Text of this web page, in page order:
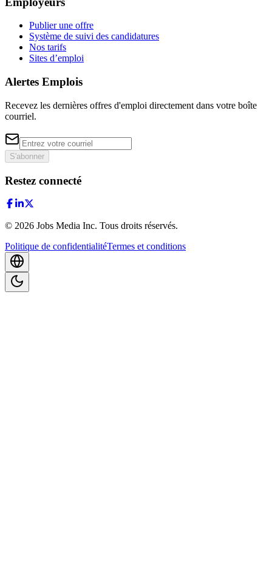
Publier une offre
Système de suivi des candidatures
Nos tarifs
Sites d’emploi
Alertes Emplois
Recevez les dernières offres d'emploi directement dans votre boîte
courriel.
S'abonner
Restez connecté
© 2026 Jobs Media Inc. Tous droits réservés.
Politique de confidentialitéTermes et conditions